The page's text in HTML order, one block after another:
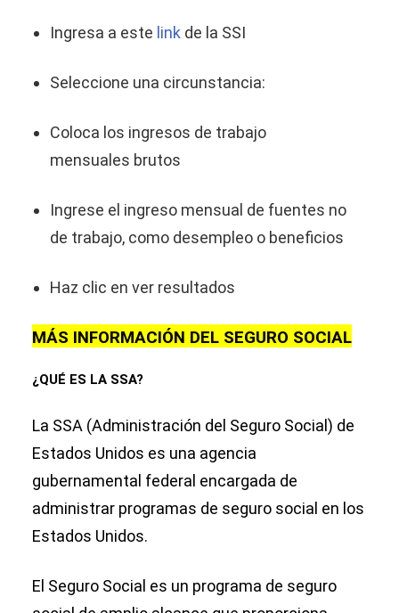
Ingresa a este link de la SSI
Seleccione una circunstancia:
Coloca los ingresos de trabajo
mensuales brutos
Ingrese el ingreso mensual de fuentes no
de trabajo, como desempleo o beneficios
Haz clic en ver resultados
MÁS INFORMACIÓN DEL SEGURO SOCIAL
¿QUÉ ES LA SSA?
La SSA (Administración del Seguro Social) de
Estados Unidos es una agencia
gubernamental federal encargada de
administrar programas de seguro social en los
Estados Unidos.
El Seguro Social es un programa de seguro